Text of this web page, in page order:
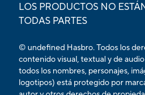
LOS PRODUCTOS NO
TODAS PARTES
© undefined Hasbro. Todos los
contenido visual, textual y de
todos los nombres, personajes,
logotipos) está protegido por